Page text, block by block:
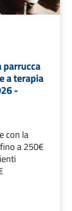
parrucca
a terapia
-
con la
a 250€